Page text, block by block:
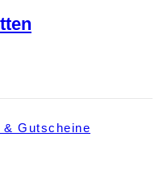
Gutscheine